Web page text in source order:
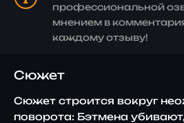
профессиональной
мнением в
каждому отзыву!
Сюжет
Сюжет строится вокруг
поворота: Бэтмена